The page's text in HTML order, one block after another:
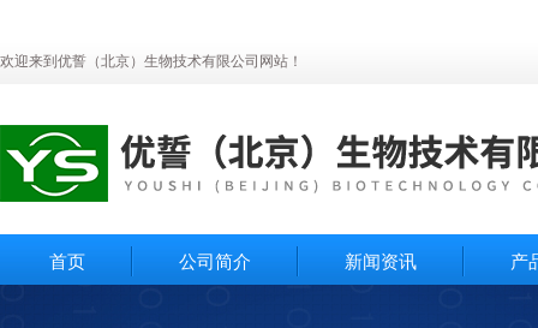
欢迎来到优誓（北京）生物技术有限公司网站！
首页 公司简介 新闻资讯 产